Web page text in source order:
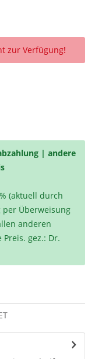
zur Verfügung!
| andere
(aktuell durch
per Überweisung
anderen
gez.: Dr.